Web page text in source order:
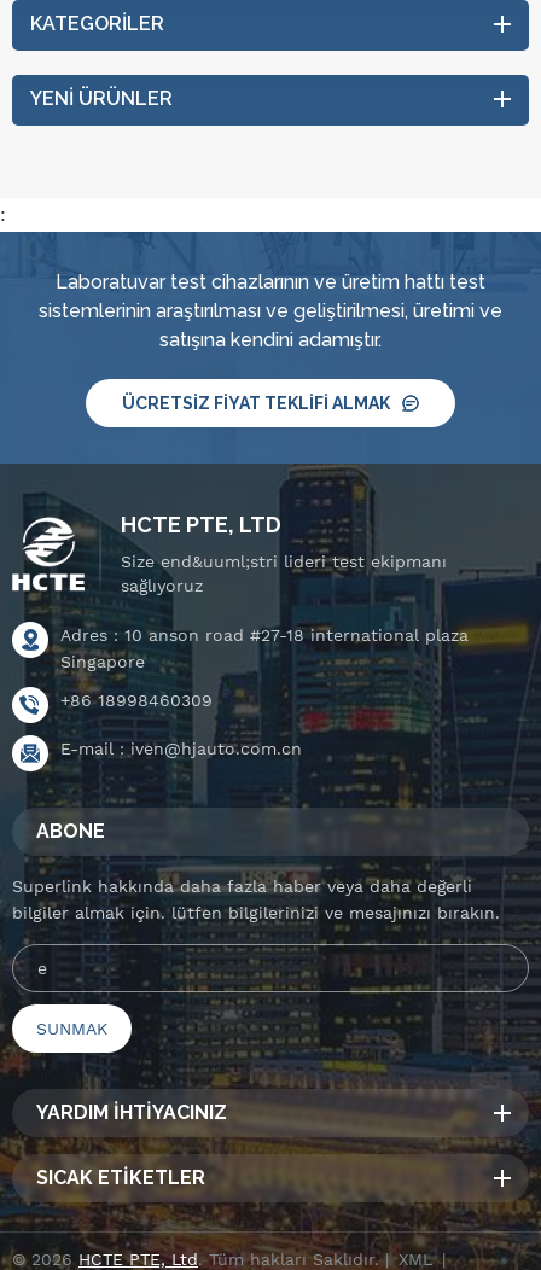
KATEGORILER
YENI ÜRÜNLER
:
Laboratuvar test cihazlarının ve üretim hattı test
sistemlerinin araştırılması ve geliştirilmesi, üretimi ve
satışına kendini adamıştır.
ÜCRETSIZ FIYAT TEKLIFI ALMAK
HCTE PTE, LTD
Size end&uuml;stri lideri test ekipmanı
sağlıyoruz
Adres : 10 anson road #27-18 international plaza
Singapore
+86 18998460309
E-mail :iven@hjauto.com.cn
ABONE
Superlink hakkında daha fazla haber veya daha değerli
bilgiler almak için. lütfen bilgilerinizi ve mesajınızı bırakın.
YARDIM İHTİYACINIZ
SICAK ETİKETLER
© 2026 HCTE PTE, Ltd. Tüm hakları Saklıdır. | XML|